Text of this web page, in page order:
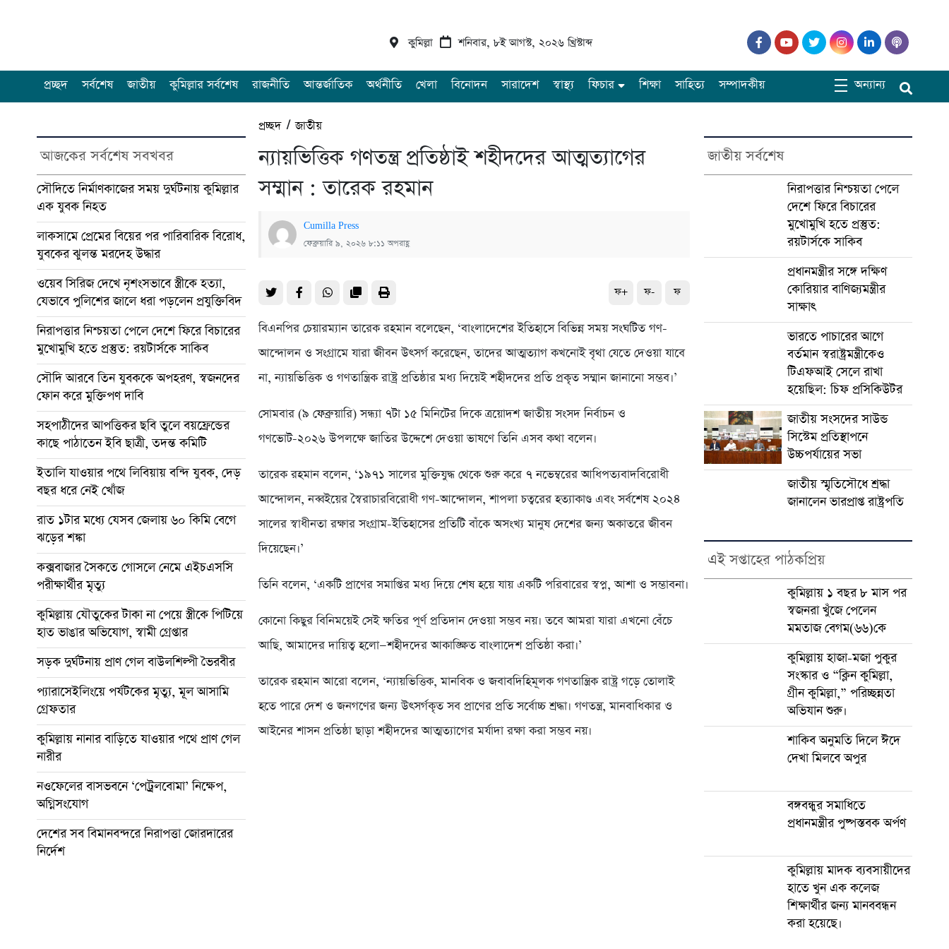
কুমিল্লা শনিবার, ৮ই আগস্ট, ২০২৬ খ্রিস্টাব্দ
প্রচ্ছদ সর্বশেষ জাতীয় কুমিল্লার সর্বশেষ রাজনীতি আন্তর্জাতিক অর্থনীতি খেলা বিনোদন সারাদেশ স্বাস্থ্য ফিচার শিক্ষা সাহিত্য সম্পাদকীয় অন্যান্য
আজকের সর্বশেষ সবখবর
সৌদিতে নির্মাণকাজের সময় দুর্ঘটনায় কুমিল্লার
এক যুবক নিহত
লাকসামে প্রেমের বিয়ের পর পারিবারিক বিরোধ,
যুবকের ঝুলন্ত মরদেহ উদ্ধার
ওয়েব সিরিজ দেখে নৃশংসভাবে স্ত্রীকে হত্যা,
যেভাবে পুলিশের জালে ধরা পড়লেন প্রযুক্তিবিদ
নিরাপত্তার নিশ্চয়তা পেলে দেশে ফিরে বিচারের
মুখোমুখি হতে প্রস্তুত: রয়টার্সকে সাকিব
সৌদি আরবে তিন যুবককে অপহরণ, স্বজনদের
ফোন করে মুক্তিপণ দাবি
সহপাঠীদের আপত্তিকর ছবি তুলে বয়ফ্রেন্ডের
কাছে পাঠাতেন ইবি ছাত্রী, তদন্ত কমিটি
ইতালি যাওয়ার পথে লিবিয়ায় বন্দি যুবক, দেড়
বছর ধরে নেই খোঁজ
রাত ১টার মধ্যে যেসব জেলায় ৬০ কিমি বেগে
ঝড়ের শঙ্কা
কক্সবাজার সৈকতে গোসলে নেমে এইচএসসি
পরীক্ষার্থীর মৃত্যু
কুমিল্লায় যৌতুকের টাকা না পেয়ে স্ত্রীকে পিটিয়ে
হাত ভাঙার অভিযোগ, স্বামী গ্রেপ্তার
সড়ক দুর্ঘটনায় প্রাণ গেল বাউলশিল্পী ভৈরবীর
প্যারাসেইলিংয়ে পর্যটকের মৃত্যু, মূল আসামি
গ্রেফতার
কুমিল্লায় নানার বাড়িতে যাওয়ার পথে প্রাণ গেল
নারীর
নওফেলের বাসভবনে ‘পেট্রলবোমা’ নিক্ষেপ,
অগ্নিসংযোগ
দেশের সব বিমানবন্দরে নিরাপত্তা জোরদারের
নির্দেশ
প্রচ্ছদ/জাতীয়
ন্যায়ভিত্তিক গণতন্ত্র প্রতিষ্ঠাই শহীদদের আত্মত্যাগের
সম্মান : তারেক রহমান
Cumilla Press
ফেব্রুয়ারি ৯, ২০২৬ ৮:১১ অপরাহ্ণ
ফ+ ফ- ফ
বিএনপির চেয়ারম্যান তারেক রহমান বলেছেন, ‘বাংলাদেশের ইতিহাসে বিভিন্ন সময় সংঘটিত গণ-
আন্দোলন ও সংগ্রামে যারা জীবন উৎসর্গ করেছেন, তাদের আত্মত্যাগ কখনোই বৃথা যেতে দেওয়া যাবে
না, ন্যায়ভিত্তিক ও গণতান্ত্রিক রাষ্ট্র প্রতিষ্ঠার মধ্য দিয়েই শহীদদের প্রতি প্রকৃত সম্মান জানানো সম্ভব।’
সোমবার (৯ ফেব্রুয়ারি) সন্ধ্যা ৭টা ১৫ মিনিটের দিকে ত্রয়োদশ জাতীয় সংসদ নির্বাচন ও
গণভোট-২০২৬ উপলক্ষে জাতির উদ্দেশে দেওয়া ভাষণে তিনি এসব কথা বলেন।
তারেক রহমান বলেন, ‘১৯৭১ সালের মুক্তিযুদ্ধ থেকে শুরু করে ৭ নভেম্বরের আধিপত্যবাদবিরোধী
আন্দোলন, নব্বইয়ের স্বৈরাচারবিরোধী গণ-আন্দোলন, শাপলা চত্বরের হত্যাকাণ্ড এবং সর্বশেষ ২০২৪
সালের স্বাধীনতা রক্ষার সংগ্রাম-ইতিহাসের প্রতিটি বাঁকে অসংখ্য মানুষ দেশের জন্য অকাতরে জীবন
দিয়েছেন।’
তিনি বলেন, ‘একটি প্রাণের সমাপ্তির মধ্য দিয়ে শেষ হয়ে যায় একটি পরিবারের স্বপ্ন, আশা ও সম্ভাবনা।
কোনো কিছুর বিনিময়েই সেই ক্ষতির পূর্ণ প্রতিদান দেওয়া সম্ভব নয়। তবে আমরা যারা এখনো বেঁচে
আছি, আমাদের দায়িত্ব হলো—শহীদদের আকাঙ্ক্ষিত বাংলাদেশ প্রতিষ্ঠা করা।’
তারেক রহমান আরো বলেন, ‘ন্যায়ভিত্তিক, মানবিক ও জবাবদিহিমূলক গণতান্ত্রিক রাষ্ট্র গড়ে তোলাই
হতে পারে দেশ ও জনগণের জন্য উৎসর্গকৃত সব প্রাণের প্রতি সর্বোচ্চ শ্রদ্ধা। গণতন্ত্র, মানবাধিকার ও
আইনের শাসন প্রতিষ্ঠা ছাড়া শহীদদের আত্মত্যাগের মর্যাদা রক্ষা করা সম্ভব নয়।
জাতীয় সর্বশেষ
নিরাপত্তার নিশ্চয়তা পেলে
দেশে ফিরে বিচারের
মুখোমুখি হতে প্রস্তুত:
রয়টার্সকে সাকিব
প্রধানমন্ত্রীর সঙ্গে দক্ষিণ
কোরিয়ার বাণিজ্যমন্ত্রীর
সাক্ষাৎ
ভারতে পাচারের আগে
বর্তমান স্বরাষ্ট্রমন্ত্রীকেও
টিএফআই সেলে রাখা
হয়েছিল: চিফ প্রসিকিউটর
জাতীয় সংসদের সাউন্ড
সিস্টেম প্রতিস্থাপনে
উচ্চপর্যায়ের সভা
জাতীয় স্মৃতিসৌধে শ্রদ্ধা
জানালেন ভারপ্রাপ্ত রাষ্ট্রপতি
এই সপ্তাহের পাঠকপ্রিয়
কুমিল্লায় ১ বছর ৮ মাস পর
স্বজনরা খুঁজে পেলেন
মমতাজ বেগম(৬৬)কে
কুমিল্লায় হাজা-মজা পুকুর
সংস্কার ও “ক্লিন কুমিল্লা,
গ্রীন কুমিল্লা,” পরিচ্ছন্নতা
অভিযান শুরু।
শাকিব অনুমতি দিলে ঈদে
দেখা মিলবে অপুর
বঙ্গবন্ধুর সমাধিতে
প্রধানমন্ত্রীর পুষ্পস্তবক অর্পণ
কুমিল্লায় মাদক ব্যবসায়ীদের
হাতে খুন এক কলেজ
শিক্ষার্থীর জন্য মানববন্ধন
করা হয়েছে।